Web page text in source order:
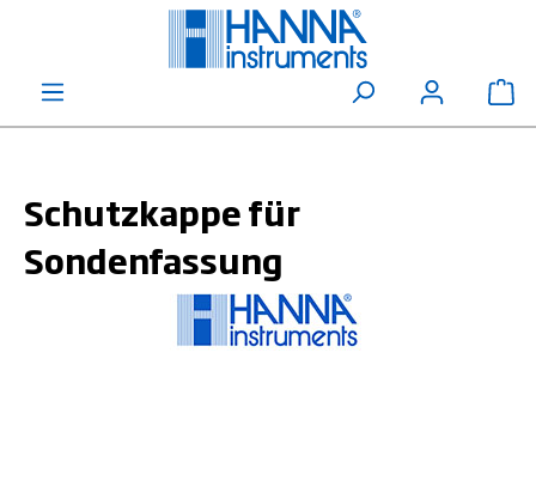
Schutzkappe für
Sondenfassung